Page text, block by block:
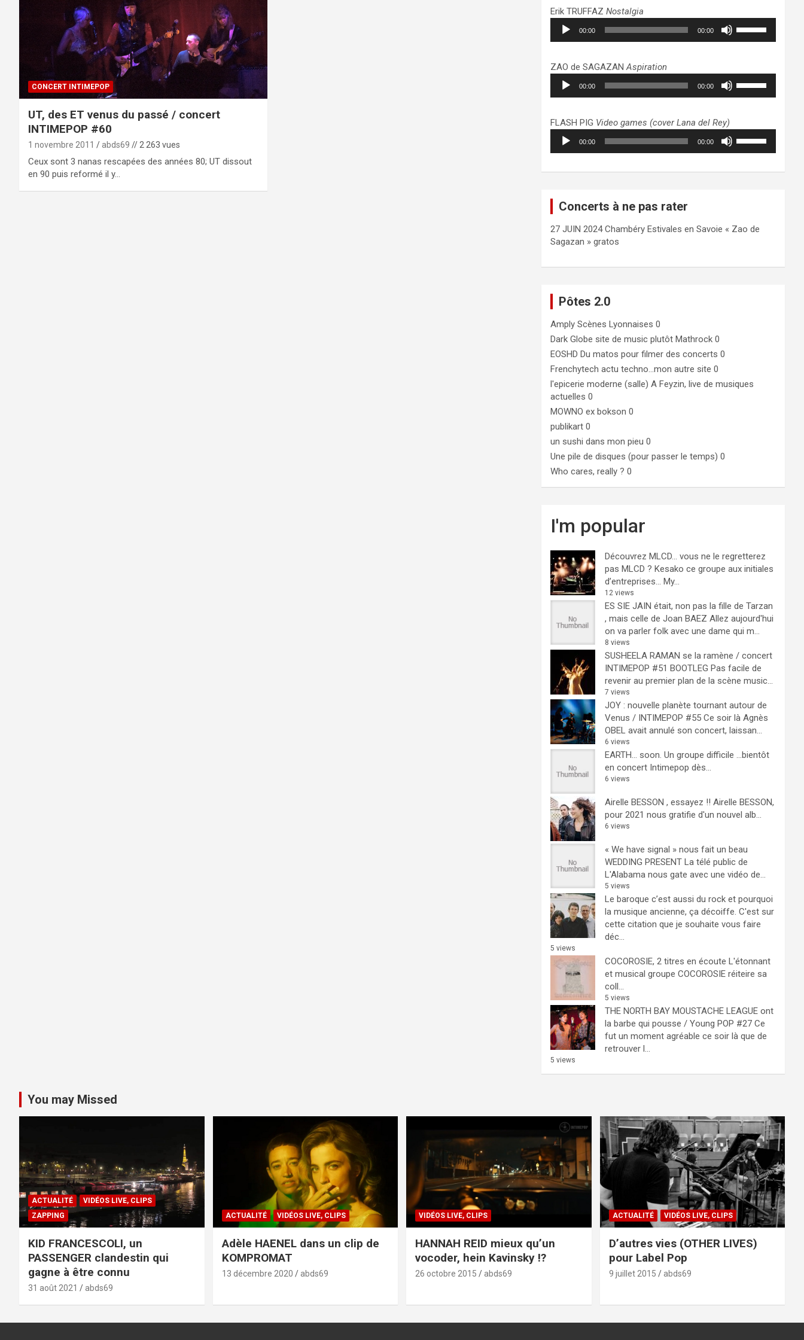
CONCERT INTIMEPOP
UT, des ET venus du passé / concert
INTIMEPOP #60
1 novembre 2011 abds69 // 2 263 vues
Ceux sont 3 nanas rescapées des années 80; UT dissout
en 90 puis reformé il y…
pour
augmenter
ou
volume.
Erik TRUFFAZNostalgia
Lecteur
audio
00:00 00:00
pour
augmenter
ou
volume.
ZAO de SAGAZANAspiration
Lecteur
audio
00:00 00:00
pour
augmenter
ou
FLASH PIG Video games (cover Lana del Rey)
Lecteur
audio
00:00 00:00
haut/bas
le
Concerts à ne pas rater
27 JUIN 2024 Chambéry Estivales en Savoie « Zao de
Sagazan » gratos
Pôtes 2.0
Amply Scènes Lyonnaises 0
Dark Globe site de music plutôt Mathrock 0
EOSHD Du matos pour filmer des concerts 0
Frenchytech actu techno…mon autre site 0
l'epicerie moderne (salle) A Feyzin, live de musiques
actuelles 0
MOWNO ex bokson 0
publikart 0
un sushi dans mon pieu 0
Une pile de disques (pour passer le temps) 0
Who cares, really ? 0
I'm popular
Découvrez MLCD… vous ne le regretterez
pas MLCD ? Kesako ce groupe aux initiales
d’entreprises… My...
12 views
ES SIE JAIN était, non pas la fille de Tarzan
, mais celle de Joan BAEZ Allez aujourd'hui
on va parler folk avec une dame qui m...
8 views
SUSHEELA RAMAN se la ramène / concert
INTIMEPOP #51 BOOTLEG Pas facile de
revenir au premier plan de la scène music...
7 views
JOY : nouvelle planète tournant autour de
Venus / INTIMEPOP #55 Ce soir là Agnès
OBEL avait annulé son concert, laissan...
6 views
EARTH… soon. Un groupe difficile ...bientôt
en concert Intimepop dès...
6 views
Airelle BESSON , essayez !! Airelle BESSON,
pour 2021 nous gratifie d'un nouvel alb...
6 views
« We have signal » nous fait un beau
WEDDING PRESENT La télé public de
L'Alabama nous gate avec une vidéo de...
5 views
Le baroque c’est aussi du rock et pourquoi
la musique ancienne, ça décoiffe. C'est sur
cette citation que je souhaite vous faire
déc...
5 views
COCOROSIE, 2 titres en écoute L'étonnant
et musical groupe COCOROSIE réiteire sa
coll...
5 views
THE NORTH BAY MOUSTACHE LEAGUE ont
la barbe qui pousse / Young POP #27 Ce
fut un moment agréable ce soir là que de
retrouver l...
5 views
You may Missed
ACTUALITÉ
VIDÉOS LIVE, CLIPS
ZAPPING
KID FRANCESCOLI, un
PASSENGER clandestin qui
gagne à être connu
31 août 2021 abds69
ACTUALITÉ VIDÉOS LIVE, CLIPS
Adèle HAENEL dans un clip de
KOMPROMAT
13 décembre 2020 abds69
VIDÉOS LIVE, CLIPS
HANNAH REID mieux qu’un
vocoder, hein Kavinsky !?
26 octobre 2015 abds69
ACTUALITÉ VIDÉOS LIVE, CLIPS
D’autres vies (OTHER LIVES)
pour Label Pop
9 juillet 2015 abds69